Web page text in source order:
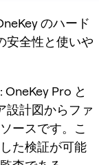
のハード
安全性と使いや
OneKey Pro と
設計図からファ
ースです。こ
た検証が可能